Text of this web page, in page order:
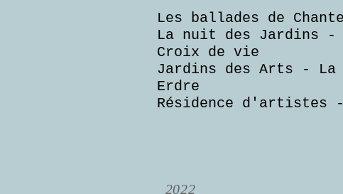
Les ballades de
La nuit des Jardins
Croix de vie
Jardins des Arts - La
Erdre
Résidence d'artistes -
2022